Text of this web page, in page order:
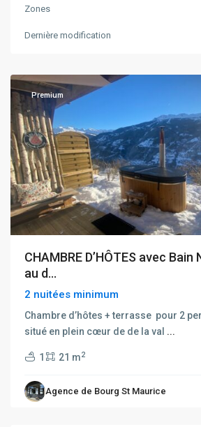
Zones
Dernière modification
Premium
CHAMBRE D’HÔTES avec
au d...
2 nuitées minimum
Chambre d’hôtes + terrasse pour 2
situé en plein cœur de de la val ...
1 21 m2
Agence de Bourg St Maurice